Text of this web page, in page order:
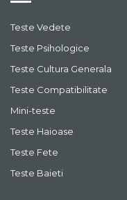
Teste Vedete
Teste Psihologice
Teste Cultura Generala
Teste Compatibilitate
Mini-teste
Teste Haioase
Teste Fete
Teste Baieti